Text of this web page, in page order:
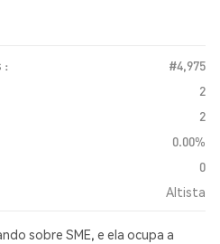
:
#4,975
2
2
0.00%
0
Altista
sobre SME, e ela ocupa a